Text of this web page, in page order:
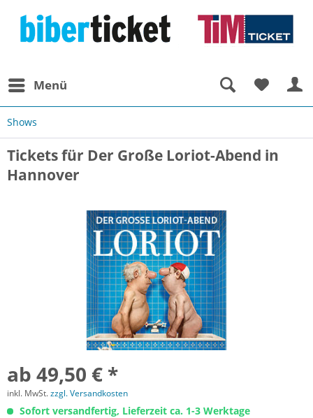
Menü
Shows
Tickets für Der Große Loriot-Abend in
Hannover
ab 49,50 € *
inkl. MwSt.zzgl. Versandkosten
Sofort versandfertig, Lieferzeit ca. 1-3 Werktage